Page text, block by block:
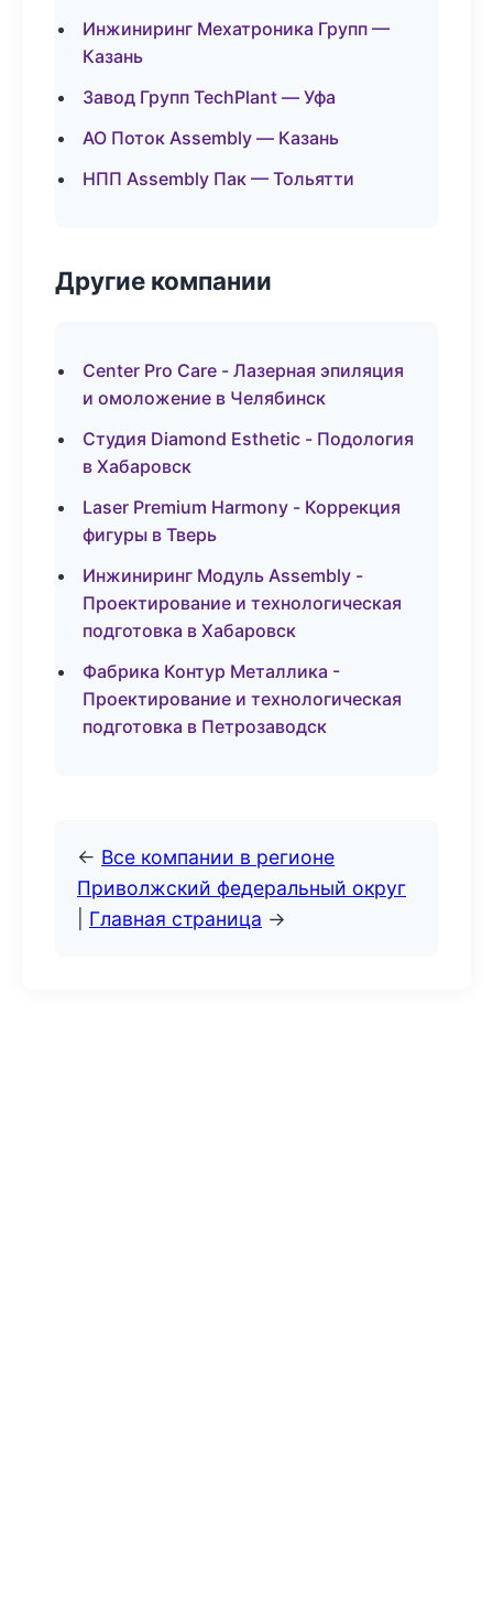
Инжиниринг Мехатроника Групп —
Казань
Завод Групп TechPlant — Уфа
АО Поток Assembly — Казань
НПП Assembly Пак — Тольятти
Другие компании
Center Pro Care - Лазерная эпиляция
и омоложение в Челябинск
Студия Diamond Esthetic - Подология
в Хабаровск
Laser Premium Harmony - Коррекция
фигуры в Тверь
Инжиниринг Модуль Assembly -
Проектирование и технологическая
подготовка в Хабаровск
Фабрика Контур Металлика -
Проектирование и технологическая
подготовка в Петрозаводск
← Все компании в регионе
Приволжский федеральный округ
Главная страница →